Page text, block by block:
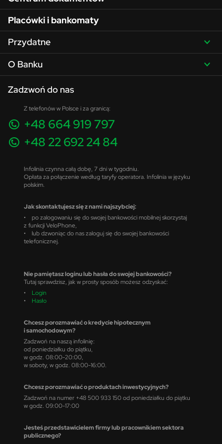
Placówki i bankomaty
Przydatne
O Banku
Zadzwoń do nas
Z telefonów w Polsce i za granicą:
+48 664 919 797
+48 22 692 24 84
Infolinia czynna całą dobę, 7 dni w tygodniu.
Opłata za połączenie według taryfy operatora. Infolinia w języku
polskim.
Jak skontaktujesz się z nami najszybciej:
• po zalogowaniu się do swojej bankowości mobilnej skorzystaj
z funkcji VeloPhone,
• lub dzwoniąc do nas zaloguj się do swojej bankowości
telefonicznej.
Nie pamiętasz loginu lub hasła do swojej bankowości?
Tutaj sprawdzisz, jak w prosty sposób możesz odzyskać:
• Login
• Hasło
Chcesz porozmawiać o kredycie hipotecznym
i samochodowym?
Zadzwoń na naszą infolinię:
od poniedziałku do piątku,
w godz. 08:00-20:00,
w soboty, w godz. 08:00-16:00.
Chcesz porozmawiać o produktach inwestycyjnych?
Zadzwoń na numer +48 500 933 150 od poniedziałku do piątku
w godz. 09:00-17:00
Jesteś przedstawicielem firmy lub pracownikiem sektora
publicznego?